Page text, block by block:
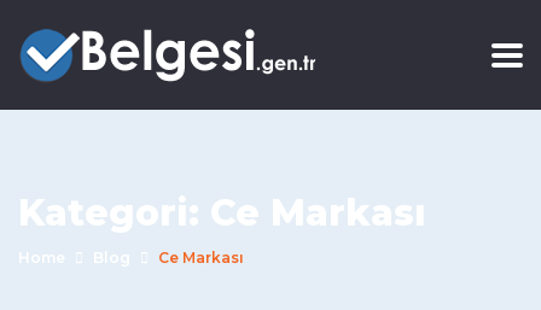
Kategori: Ce Markası
Home Blog Ce Markası